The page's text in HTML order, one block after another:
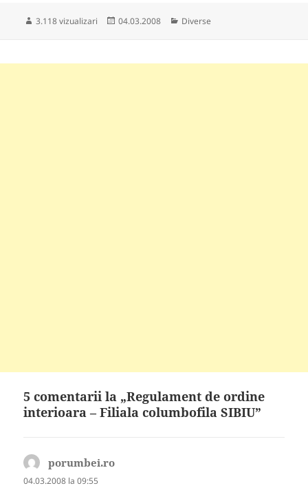
3.118 vizualizari
Publicat
04.03.2008 Categorii
Diverse
5 comentarii la „Regulament de ordine
interioara – Filiala columbofila SIBIU”
porumbei.ro
04.03.2008 la 09:55